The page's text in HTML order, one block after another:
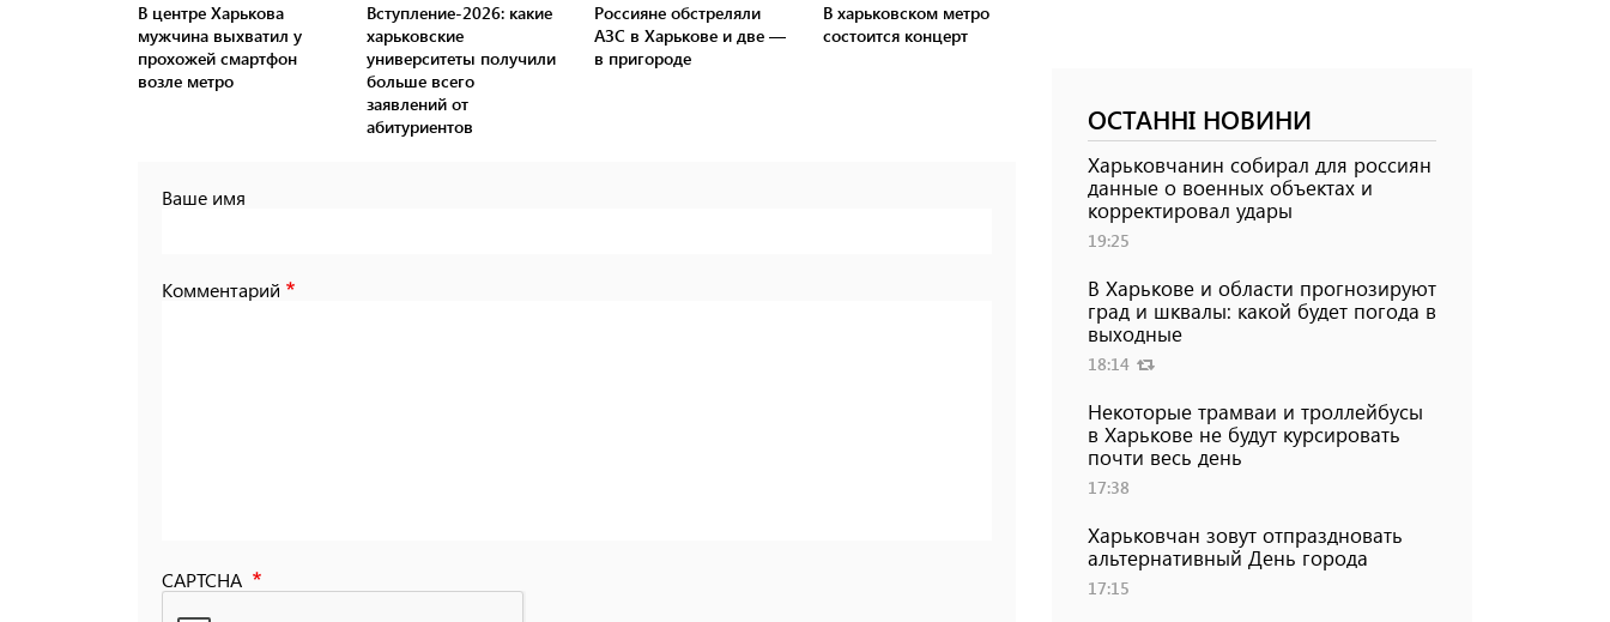
В центре Харькова
мужчина выхватил у
прохожей смартфон
возле метро
Вступление-2026: какие
харьковские
университеты получили
больше всего
заявлений от
абитуриентов
Россияне обстреляли
АЗС в Харькове и две —
в пригороде
В харьковском метро
состоится концерт
Ваше имя
Комментарий
CAPTCHA
ОСТАННІ НОВИНИ
Харьковчанин собирал для россиян
данные о военных объектах и ​​
корректировал удары
19:25
В Харькове и области прогнозируют
град и шквалы: какой будет погода в
выходные
18:14
Некоторые трамваи и троллейбусы
в Харькове не будут курсировать
почти весь день
17:38
Харьковчан зовут отпраздновать
альтернативный День города
17:15